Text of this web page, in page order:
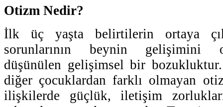
Otizm Nedir?
İlk üç yaşta belirtilerin ortaya
sorunlarının beynin gelişimini
düşünülen gelişimsel bir
diğer çocuklardan farklı olmayan
ilişkilerde güçlük, iletişim